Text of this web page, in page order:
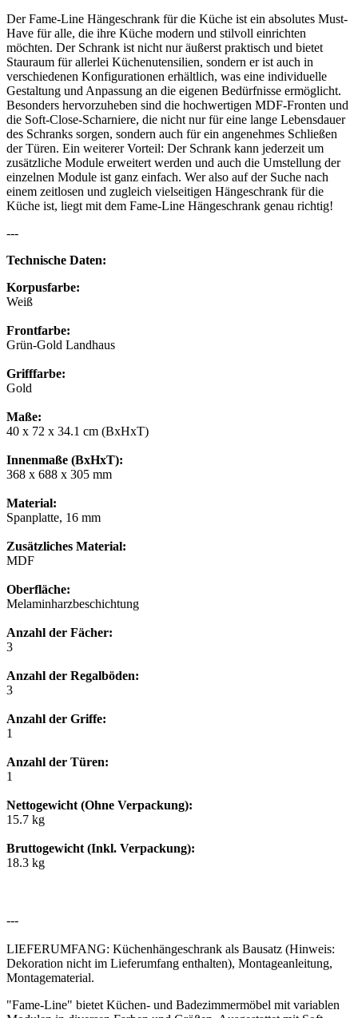
Der Fame-Line Hängeschrank für die Küche ist ein absolutes Must-
Have für alle, die ihre Küche modern und stilvoll einrichten
möchten. Der Schrank ist nicht nur äußerst praktisch und bietet
Stauraum für allerlei Küchenutensilien, sondern er ist auch in
verschiedenen Konfigurationen erhältlich, was eine individuelle
Gestaltung und Anpassung an die eigenen Bedürfnisse ermöglicht.
Besonders hervorzuheben sind die hochwertigen MDF-Fronten und
die Soft-Close-Scharniere, die nicht nur für eine lange Lebensdauer
des Schranks sorgen, sondern auch für ein angenehmes Schließen
der Türen. Ein weiterer Vorteil: Der Schrank kann jederzeit um
zusätzliche Module erweitert werden und auch die Umstellung der
einzelnen Module ist ganz einfach. Wer also auf der Suche nach
einem zeitlosen und zugleich vielseitigen Hängeschrank für die
Küche ist, liegt mit dem Fame-Line Hängeschrank genau richtig!
---
Technische Daten:
Korpusfarbe:
Weiß
Frontfarbe:
Grün-Gold Landhaus
Grifffarbe:
Gold
Maße:
40 x 72 x 34.1 cm (BxHxT)
Innenmaße (BxHxT):
368 x 688 x 305 mm
Material:
Spanplatte, 16 mm
Zusätzliches Material:
MDF
Oberfläche:
Melaminharzbeschichtung
Anzahl der Fächer:
3
Anzahl der Regalböden:
3
Anzahl der Griffe:
1
Anzahl der Türen:
1
Nettogewicht (Ohne Verpackung):
15.7 kg
Bruttogewicht (Inkl. Verpackung):
18.3 kg
---
LIEFERUMFANG: Küchenhängeschrank als Bausatz (Hinweis:
Dekoration nicht im Lieferumfang enthalten), Montageanleitung,
Montagematerial.
"Fame-Line" bietet Küchen- und Badezimmermöbel mit variablen